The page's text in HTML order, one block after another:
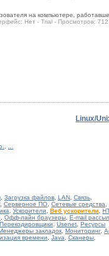
на компьютере,
Нет - Trial - Просмотров: 712
Linux/
, ...
, Загрузка файлов, LAN, Связь,
, Серверное ПО, Сетевые средства,
, Ускорители, Веб ускорители,
, Офф-лайн браузеры, E-mail
Перекодировщики, Usenet, Ресурсы
закладок, Мониторинг,
времени, Java, Сканеры,